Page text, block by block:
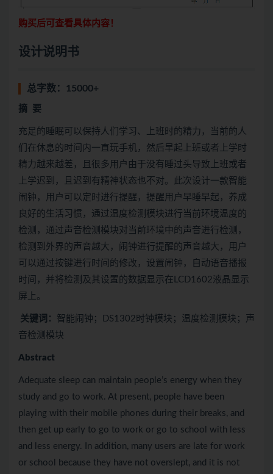
购买后可查看具体内容！
设计说明书
总字数：15000+
摘 要
充足的睡眠可以保持人们学习、上班时的精力，当前的人
们在休息的时间内一直玩手机，然后早起上班或者上学时
精力越来越差，且很多用户由于没有睡过头导致上班或者
上学迟到，且迟到有精神状态也不对。此次设计一款智能
闹钟，用户可以定时进行提醒，提醒用户早睡早起，养成
良好的生活习惯，通过温度检测模块进行当前环境温度的
检测，通过声音检测模块对当前环境中的声音进行检测，
检测到外界的声音越大，闹钟进行提醒的声音越大，用户
可以通过按键进行时间的修改，设置闹钟，自动语音播报
时间，并将检测及其设置的数据显示在LCD1602液晶显示
屏上。
关键词： 智能闹钟；DS1302时钟模块；温度检测模块；声
音检测模块
Abstract
Adequate sleep can maintain people’s energy when they
study and go to work. At present, people have been
playing with their mobile phones during their breaks, and
then get up early to go to work or go to school with less
and less energy. In addition, many users are late for work
or school because they have not overslept, and it is not